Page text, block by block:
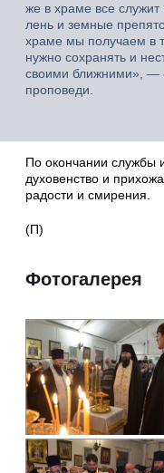
же в храме все
лень и земные
храме мы получаем в
нужно сохранять и
своими ближними», —
проповеди.
По окончании службы
духовенство и
радости и смирения.
(П)
Фотогалерея